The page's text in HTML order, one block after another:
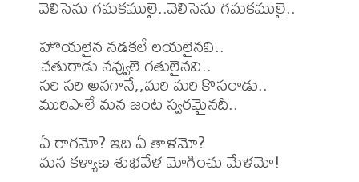
వెలిసెను గమకములై..వెలిసెను గమకములై..
హొయలైన నడకలే లయలైనవి..
చతురాడు నవ్వులె గతులైనవి..
సరి సరి అనగానే,,మరి మరి కొసరాడు..
మురిపాలే మన జంట స్వరమైనదీ..
ఏ రాగమో? ఇది ఏ తాళమో?
మన కళ్యాణ శుభవేళ మోగించు మేళమో!